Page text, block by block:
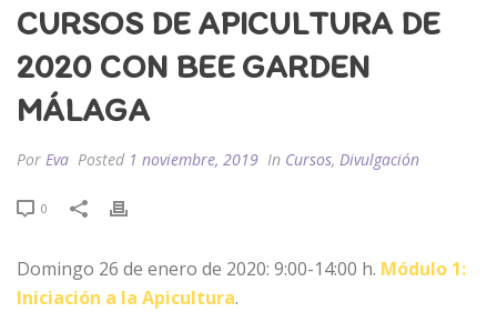
CURSOS DE APICULTURA DE
2020 CON BEE GARDEN
MÁLAGA
Por Eva Posted 1 noviembre, 2019 In Cursos, Divulgación
0
Domingo 26 de enero de 2020: 9:00-14:00 h. Módulo 1:
Iniciación a la Apicultura.